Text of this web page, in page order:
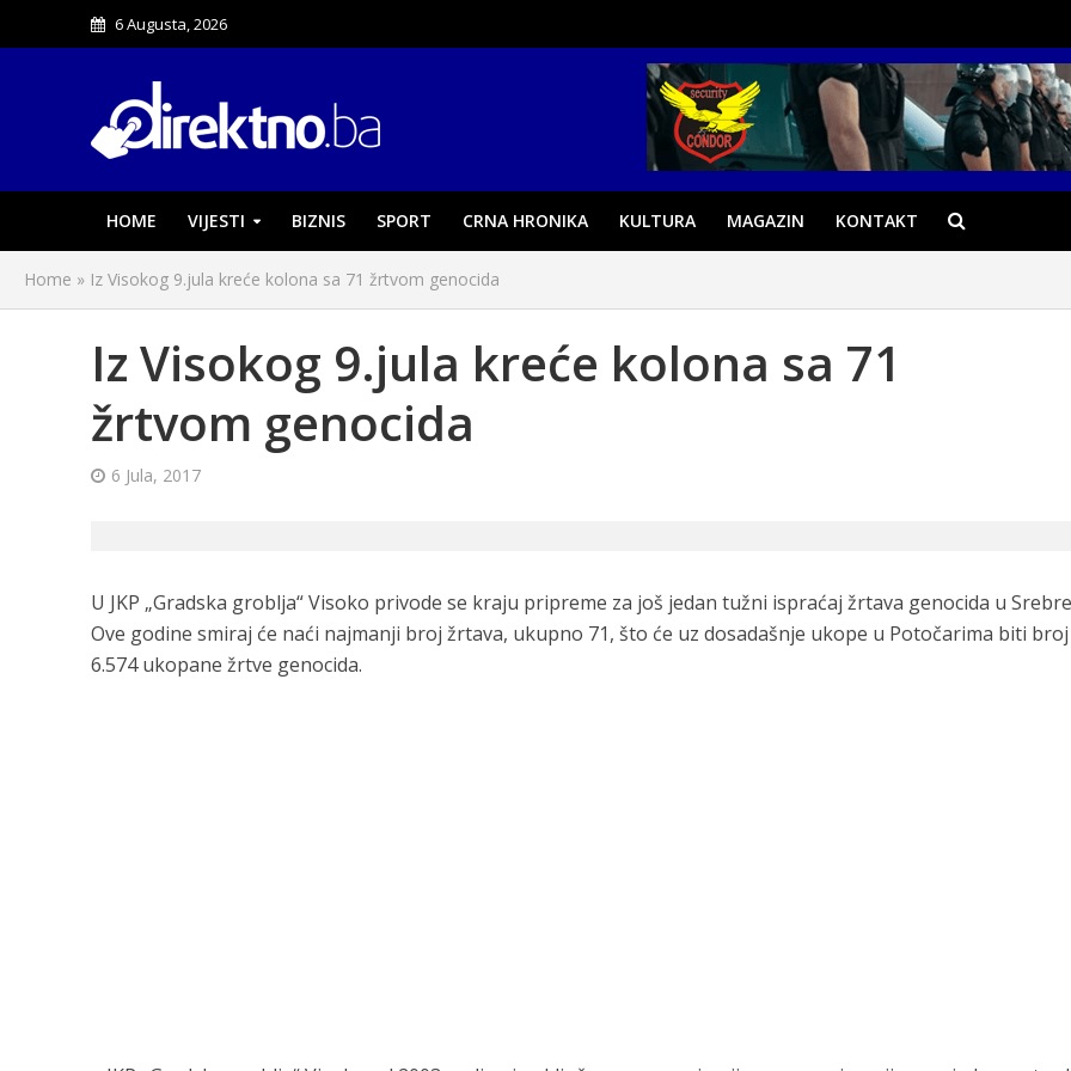
6 Augusta, 2026
HOME VIJESTI BIZNIS SPORT CRNA HRONIKA KULTURA MAGAZIN KONTAKT
Home » Iz Visokog 9.jula kreće kolona sa 71 žrtvom genocida
Iz Visokog 9.jula kreće kolona sa 71
žrtvom genocida
6 Jula, 2017
U JKP „Gradska groblja“ Visoko privode se kraju pripreme za još jedan tužni ispraćaj žrtava genocida u
Ove godine smiraj će naći najmanji broj žrtava, ukupno 71, što će uz dosadašnje ukope u Potočarima biti
6.574 ukopane žrtve genocida.